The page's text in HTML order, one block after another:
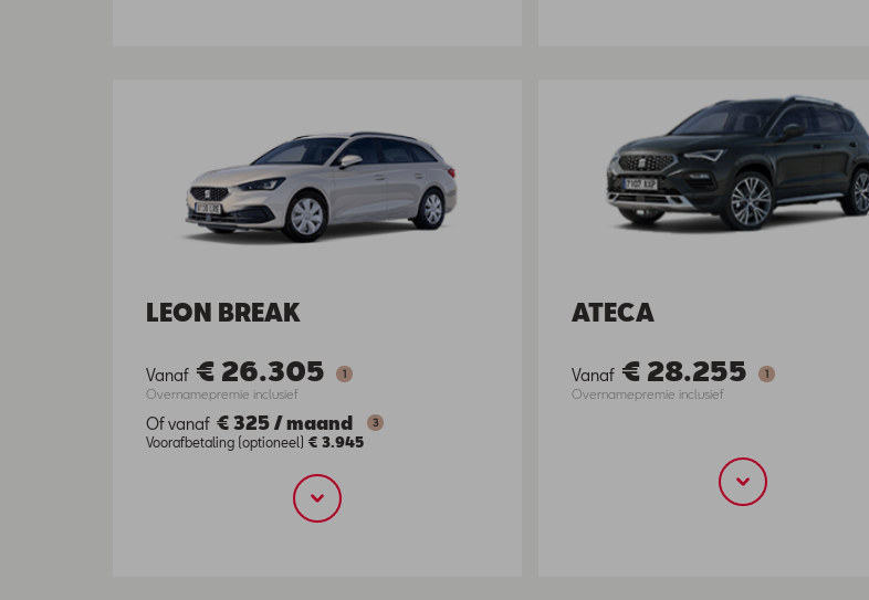
LEON BREAK
Vanaf € 26.305 1
Overnamepremie inclusief
Of vanaf € 325 /maand 3
Voorafbetaling (optioneel) € 3.945
ATECA
Vanaf € 28.255 1
Overnamepremie inclusief